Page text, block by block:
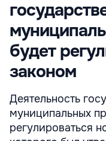
будет
законом
Деятельность
муниципальных
регулироваться